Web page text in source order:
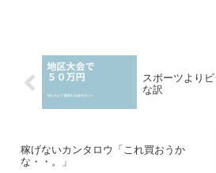
スポーツより
な訳
稼げないカンタロウ「これ買おうか
な・・。」